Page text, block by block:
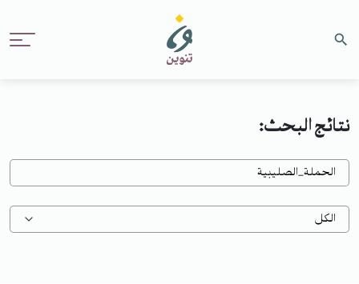
نتائج البحث: